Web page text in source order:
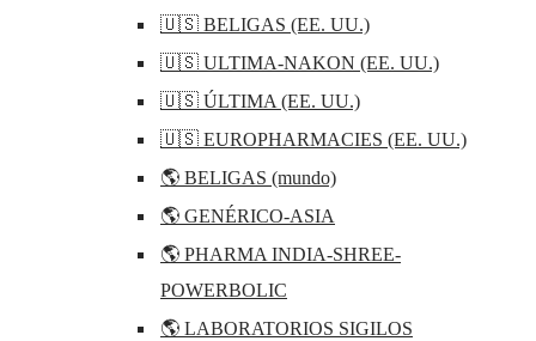
🇺🇸 BELIGAS (EE. UU.)
🇺🇸 ULTIMA-NAKON (EE. UU.)
🇺🇸 ÚLTIMA (EE. UU.)
🇺🇸 EUROPHARMACIES (EE. UU.)
🌎 BELIGAS (mundo)
🌎 GENÉRICO-ASIA
🌎 PHARMA INDIA-SHREE-
POWERBOLIC
🌎 LABORATORIOS SIGILOS